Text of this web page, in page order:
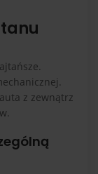
z zewnątrz